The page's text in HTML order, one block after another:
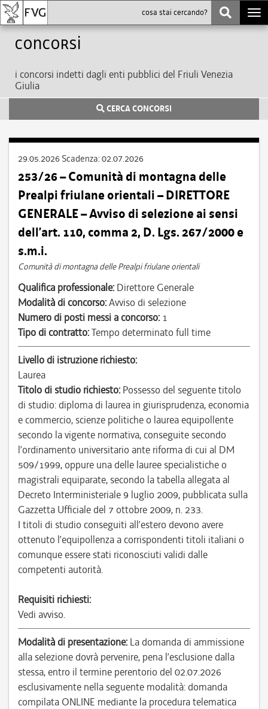
Concorsi
i concorsi indetti dagli enti pubblici del Friuli Venezia
Giulia
CERCA CONCORSI
29.05.2026 Scadenza: 02.07.2026
253/26 – Comunità di montagna delle
Prealpi friulane orientali – DIRETTORE
GENERALE – Avviso di selezione ai sensi
dell’art. 110, comma 2, D. Lgs. 267/2000 e
s.m.i.
Comunità di montagna delle Prealpi friulane orientali
Qualifica professionale: Direttore Generale
Modalità di concorso:Avviso di selezione
Numero di posti messi a concorso: 1
Tipo di contratto:Tempo determinato full time
Livello di istruzione richiesto:
Laurea
Titolo di studio richiesto: Possesso del seguente titolo
di studio: diploma di laurea in giurisprudenza, economia
e commercio, scienze politiche o laurea equipollente
secondo la vigente normativa, conseguite secondo
l’ordinamento universitario ante riforma di cui al DM
509/1999, oppure una delle lauree specialistiche o
magistrali equiparate, secondo la tabella allegata al
Decreto Interministeriale 9 luglio 2009, pubblicata sulla
Gazzetta Ufficiale del 7 ottobre 2009, n. 233.
I titoli di studio conseguiti all’estero devono avere
ottenuto l’equipollenza a corrispondenti titoli italiani o
comunque essere stati riconosciuti validi dalle
competenti autorità.
Requisiti richiesti:
Vedi avviso.
Modalità di presentazione: La domanda di ammissione
alla selezione dovrà pervenire, pena l’esclusione dalla
stessa, entro il termine perentorio del 02.07.2026
esclusivamente nella seguente modalità: domanda
compilata ONLINE mediante la procedura telematica